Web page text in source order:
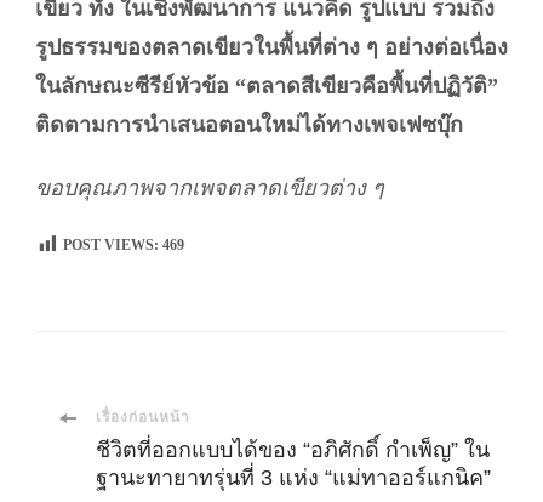
เขียว ทั้ง ในเชิงพัฒนาการ แนวคิด รูปแบบ รวมถึง
รูปธรรมของตลาดเขียวในพื้นที่ต่าง ๆ อย่างต่อเนื่อง
ในลักษณะซีรีย์หัวข้อ “ตลาดสีเขียวคือพื้นที่ปฏิวัติ”
ติดตามการนำเสนอตอนใหม่ได้ทางเพจเฟซบุ๊ก
ขอบคุณภาพจากเพจตลาดเขียวต่าง ๆ
POST VIEWS: 469
เมนูเรื่องก่อนหน้า
ชีวิตที่ออกแบบได้ของ “อภิศักดิ์ กำเพ็ญ” ใน
ฐานะทายาทรุ่นที่ 3 แห่ง “แม่ทาออร์แกนิค”